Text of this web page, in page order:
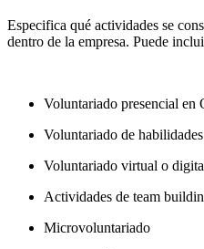
Especifica qué actividades se
dentro de la empresa. Puede
Voluntariado presencial en
Voluntariado de
Voluntariado virtual o
Actividades de team
Microvoluntariado